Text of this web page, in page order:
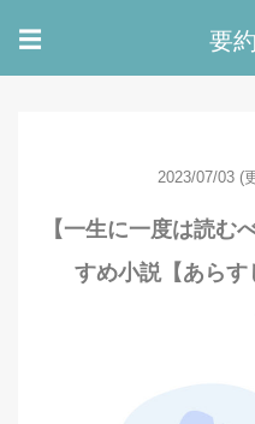
☰ 要
2023/07/03 (
【一生に一度は読む
すめ小説【あらす